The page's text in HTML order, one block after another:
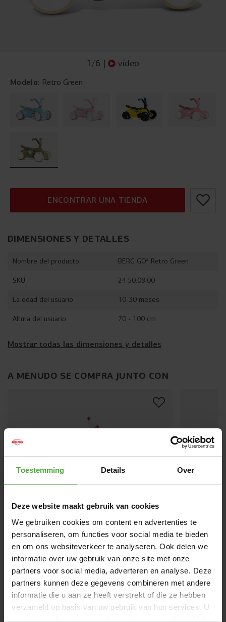
Toestemming Details Over
Deze website maakt gebruik van cookies
We gebruiken cookies om content en advertenties te
personaliseren, om functies voor social media te bieden
en om ons websiteverkeer te analyseren. Ook delen we
informatie over uw gebruik van onze site met onze
partners voor social media, adverteren en analyse. Deze
partners kunnen deze gegevens combineren met andere
informatie die u aan ze heeft verstrekt of die ze hebben
verzameld op basis van uw gebruik van hun services. U
gaat akkoord met onze cookies als u onze website blijft
1 /6 | vídeo
DIMENSIONES Y DETALLES
Nombre del producto BERG GO² Retro Green
SKU 24.50.08.00
La edad del usuario 10-30 meses
Altura del usuario 70 - 100 cm
Mostrar todas las dimensiones y detalles
A MENUDO SE COMPRA JUNTO CON
BERG SAFETY FLAG XS
(1 )
BERG
RESEÑAS BERG GO² RETRO GREEN
50 reviews
Modelo: Retro Green
ENCONTRAR UNA TIENDA